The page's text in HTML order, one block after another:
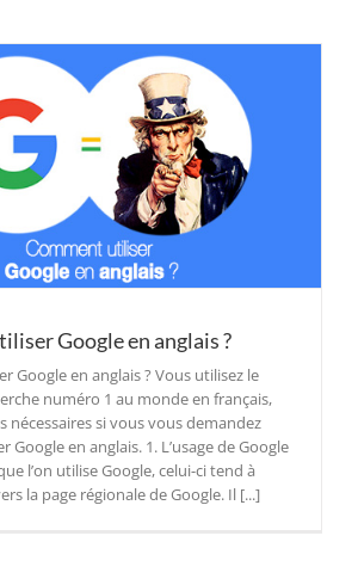
Google en anglais ?
Google en anglais ? Vous utilisez le
numéro 1 au monde en français,
nécessaires si vous vous demandez
Google en anglais. 1. L’usage de Google
l’on utilise Google, celui-ci tend à
la page régionale de Google. Il [...]